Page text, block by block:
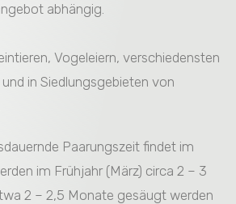
abhängig.
Vogeleiern, verschiedensten
in Siedlungsgebieten von
Paarungszeit findet im
im Frühjahr (März) circa 2 – 3
2 – 2,5 Monate gesäugt werden